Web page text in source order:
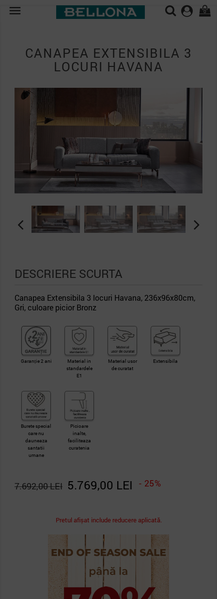
 0
CANAPEA EXTENSIBILA 3
LOCURI HAVANA
DESCRIERE SCURTA
Canapea Extensibila 3 locuri Havana, 236x96x80cm,
Gri, culoare picior Bronz
Garanție 2 ani
Material in
standardele
E1
Material usor
de curatat
Extensibila
Burete special
care nu
dauneaza
santatii
umane
Picioare
inalte,
faciliteaza
curatenia
5.769,00 LEI - 25%
7.692,00 LEI
Pretul afișat include reducere aplicată.